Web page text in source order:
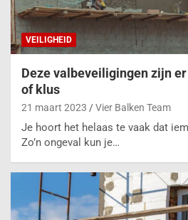
VEILIGHEID
Deze valbeveiligingen zijn
of klus
21 maart 2023 Vier Balken Team
Je hoort het helaas te vaak dat
Zo’n ongeval kun je…